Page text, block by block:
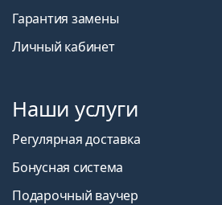
Гарантия замены
Личный кабинет
Наши услуги
Регулярная доставка
Бонусная система
Подарочный ваучер